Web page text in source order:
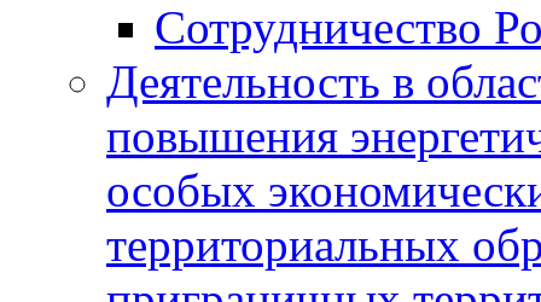
Сотрудничество
Деятельность в
повышения
особых
территориальных